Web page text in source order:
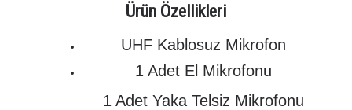
Ürün Özellikleri
UHF Kablosuz Mikrofon
1 Adet El Mikrofonu
1 Adet Yaka Telsiz Mikrofonu